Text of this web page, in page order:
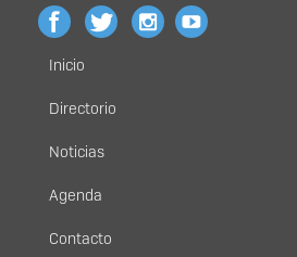
Menú
principal
Inicio
Directorio
Noticias
Agenda
Contacto